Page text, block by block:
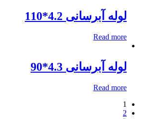
لوله آبرسانی 4.2*110
Read more
لوله آبرسانی 4.3*90
Read more